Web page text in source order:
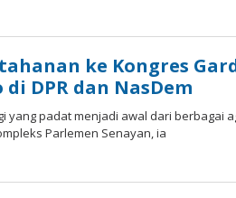
ke Kongres
DPR dan NasDem
yang padat menjadi awal dari berbagai
Parlemen Senayan, ia